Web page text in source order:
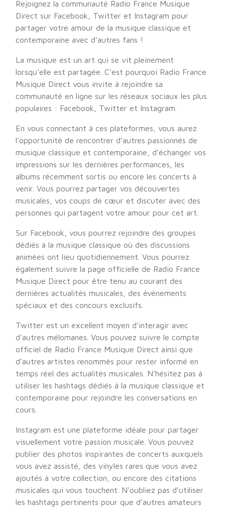
Rejoignez la communauté Radio France Musique
Direct sur Facebook, Twitter et Instagram pour
partager votre amour de la musique classique et
contemporaine avec d’autres fans !
La musique est un art qui se vit pleinement
lorsqu’elle est partagée. C’est pourquoi Radio France
Musique Direct vous invite à rejoindre sa
communauté en ligne sur les réseaux sociaux les plus
populaires : Facebook, Twitter et Instagram.
En vous connectant à ces plateformes, vous aurez
l’opportunité de rencontrer d’autres passionnés de
musique classique et contemporaine, d’échanger vos
impressions sur les dernières performances, les
albums récemment sortis ou encore les concerts à
venir. Vous pourrez partager vos découvertes
musicales, vos coups de cœur et discuter avec des
personnes qui partagent votre amour pour cet art.
Sur Facebook, vous pourrez rejoindre des groupes
dédiés à la musique classique où des discussions
animées ont lieu quotidiennement. Vous pourrez
également suivre la page officielle de Radio France
Musique Direct pour être tenu au courant des
dernières actualités musicales, des événements
spéciaux et des concours exclusifs.
Twitter est un excellent moyen d’interagir avec
d’autres mélomanes. Vous pouvez suivre le compte
officiel de Radio France Musique Direct ainsi que
d’autres artistes renommés pour rester informé en
temps réel des actualités musicales. N’hésitez pas à
utiliser les hashtags dédiés à la musique classique et
contemporaine pour rejoindre les conversations en
cours.
Instagram est une plateforme idéale pour partager
visuellement votre passion musicale. Vous pouvez
publier des photos inspirantes de concerts auxquels
vous avez assisté, des vinyles rares que vous avez
ajoutés à votre collection, ou encore des citations
musicales qui vous touchent. N’oubliez pas d’utiliser
les hashtags pertinents pour que d’autres amateurs